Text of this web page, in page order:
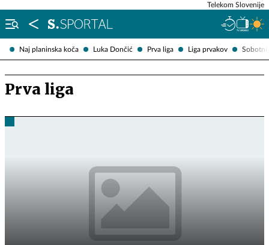
Naj planinska koča Luka Dončić Prva liga Liga prvakov Sobotni
Telekom Slovenije
Prva liga